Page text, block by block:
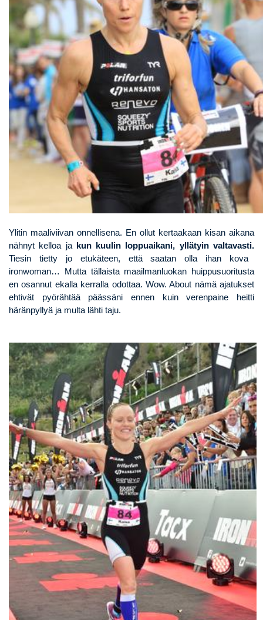
Ylitin maaliviivan onnellisena. En ollut kertaakaan kisan aikana
nähnyt kelloa ja kun kuulin loppuaikani, yllätyin valtavasti.
Tiesin tietty jo etukäteen, että saatan olla ihan kova
ironwoman… Mutta tällaista maailmanluokan huippusuoritusta
en osannut ekalla kerralla odottaa. Wow. About nämä ajatukset
ehtivät pyörähtää päässäni ennen kuin verenpaine heitti
häränpyllyä ja multa lähti taju.